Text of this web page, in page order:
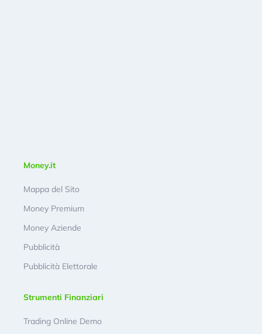
Money.it
Mappa del Sito
Money Premium
Money Aziende
Pubblicità
Pubblicità Elettorale
Strumenti Finanziari
Trading Online Demo